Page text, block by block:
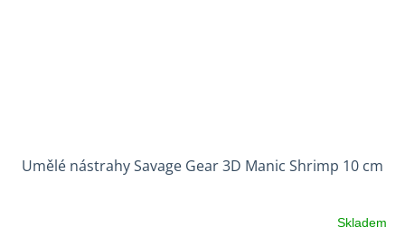
Umělé nástrahy Savage Gear 3D Manic Shrimp 10 cm
Skladem